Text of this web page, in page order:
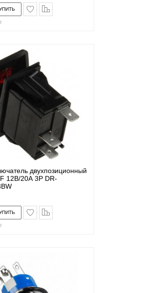
в закладки
двуxпозиционный
12В/20А 3Р DR-
в закладки